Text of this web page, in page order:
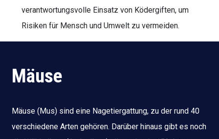
verantwortungsvolle Einsatz von Ködergiften, um
Risiken für Mensch und Umwelt zu vermeiden.
Mäuse
Mäuse (Mus) sind eine Nagetiergattung, zu der rund 40
verschiedene Arten gehören. Darüber hinaus gibt es noch